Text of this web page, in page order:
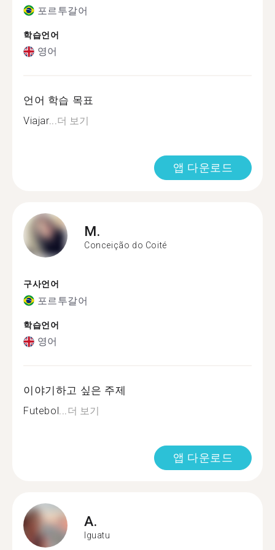
포르투갈어
학습언어
영어
언어 학습 목표
Viajar...더 보기
앱 다운로드
M.
Conceição do Coité
구사언어
포르투갈어
학습언어
영어
이야기하고 싶은 주제
Futebol...더 보기
앱 다운로드
A.
Iguatu